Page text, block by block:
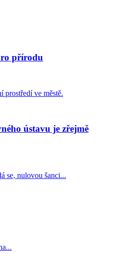
přírodu
prostředí ve městě.
ústavu je zřejmě
se, nulovou šanci...